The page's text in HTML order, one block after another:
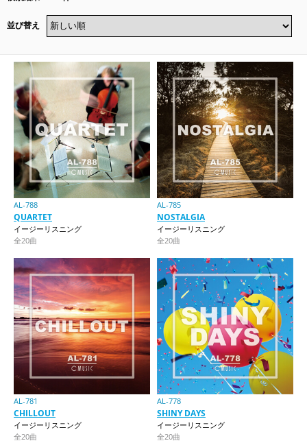
並び替え
AL-788
QUARTET
イージーリスニング
全20曲
AL-785
NOSTALGIA
イージーリスニング
全20曲
AL-781
CHILLOUT
イージーリスニング
全20曲
AL-778
SHINY DAYS
イージーリスニング
全20曲